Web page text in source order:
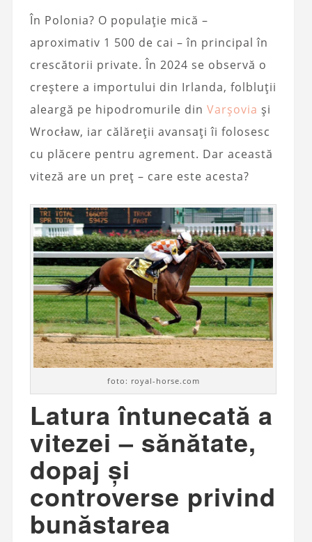
În Polonia? O populație mică –
aproximativ 1 500 de cai – în principal în
crescătorii private. În 2024 se observă o
creștere a importului din Irlanda, folbluții
aleargă pe hipodromurile din Varșovia și
Wrocław, iar călăreții avansați îi folosesc
cu plăcere pentru agrement. Dar această
viteză are un preț – care este acesta?
foto: royal-horse.com
Latura întunecată a
vitezei – sănătate,
dopaj și
controverse privind
bunăstarea